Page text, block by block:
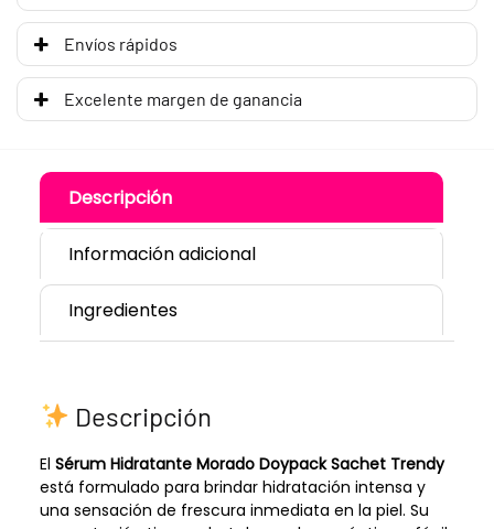
Envíos rápidos
Excelente margen de ganancia
Descripción
Información adicional
Ingredientes
Descripción
El Sérum Hidratante Morado Doypack Sachet Trendy
está formulado para brindar hidratación intensa y
una sensación de frescura inmediata en la piel. Su